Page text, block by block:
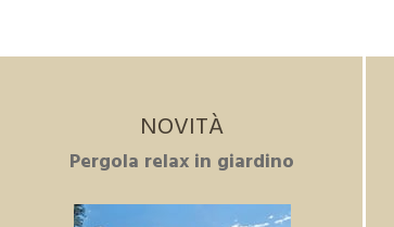
NOVITÀ
Pergola relax in giardino